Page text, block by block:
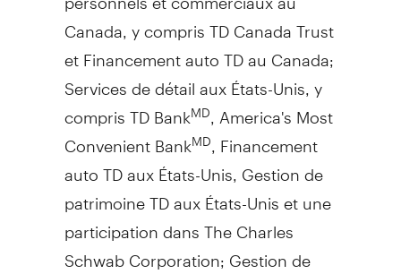
Canada , y compris TD Canada Trust
et Financement auto TD au Canada;
Services de détail aux États-Unis, y
compris TD BankMD , America's Most
Convenient BankMD , Financement
auto TD aux États-Unis, Gestion de
patrimoine TD aux États-Unis et une
participation dans The Charles
Schwab Corporation;Gestion de